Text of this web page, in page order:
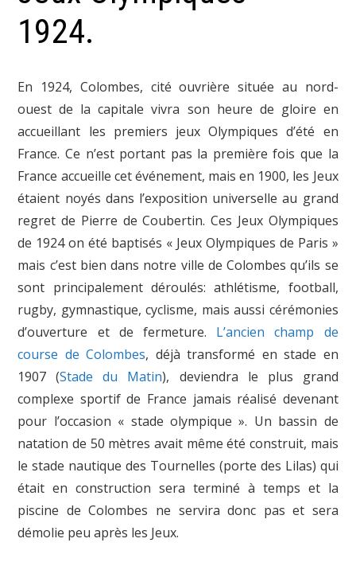
1924.
En 1924, Colombes, cité ouvrière située au nord-
ouest de la capitale vivra son heure de gloire en
accueillant les premiers jeux Olympiques d’été en
France. Ce n’est portant pas la première fois que la
France accueille cet événement, mais en 1900, les Jeux
étaient noyés dans l’exposition universelle au grand
regret de Pierre de Coubertin. Ces Jeux Olympiques
de 1924 on été baptisés « Jeux Olympiques de Paris »
mais c’est bien dans notre ville de Colombes qu’ils se
sont principalement déroulés: athlétisme, football,
rugby, gymnastique, cyclisme, mais aussi cérémonies
d’ouverture et de fermeture. L’ancien champ de
course de Colombes, déjà transformé en stade en
1907 (Stade du Matin), deviendra le plus grand
complexe sportif de France jamais réalisé devenant
pour l’occasion « stade olympique ». Un bassin de
natation de 50 mètres avait même été construit, mais
le stade nautique des Tournelles (porte des Lilas) qui
était en construction sera terminé à temps et la
piscine de Colombes ne servira donc pas et sera
démolie peu après les Jeux.